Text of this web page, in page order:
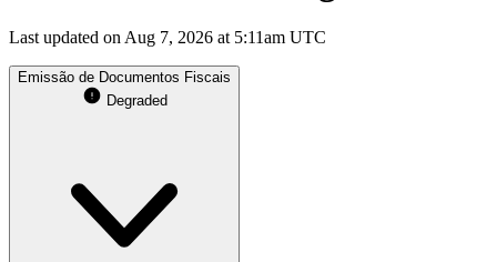
Last updated on Aug 7, 2026 at 5:11am UTC
Emissão de Documentos Fiscais
Degraded